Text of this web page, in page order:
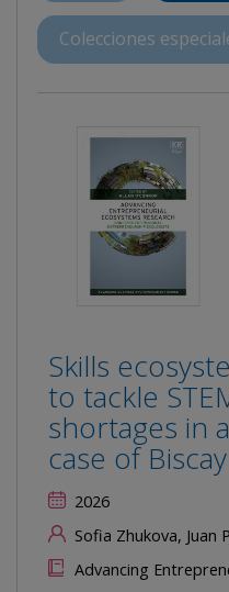
Colecciones
Skills
to tackle
shortages in
case of Biscay
2026
Sofia Zhukova, Juan
Advancing